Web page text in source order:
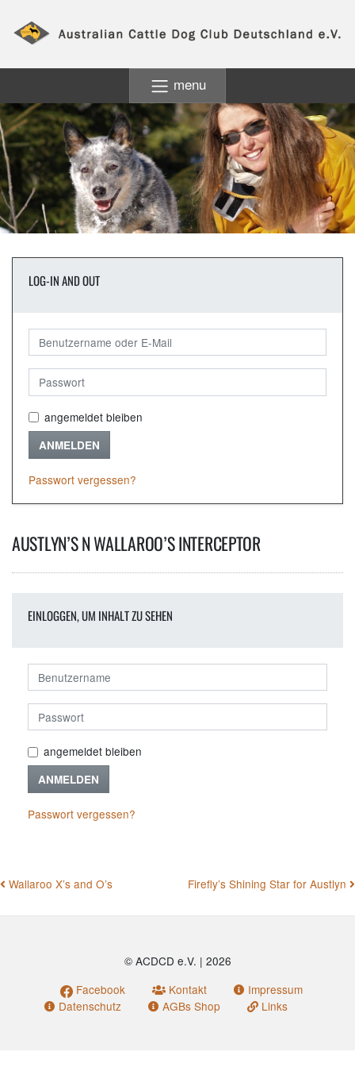
menu
LOG-IN AND OUT
angemeldet bleiben
ANMELDEN
Passwort vergessen?
AUSTLYN’S N WALLAROO’S INTERCEPTOR
EINLOGGEN, UM INHALT ZU SEHEN
angemeldet bleiben
ANMELDEN
Passwort vergessen?
BEITRAGSNAVIGATION
Wallaroo X’s and O’s Firefly’s Shining Star for Austlyn
© ACDCD e.V. | 2026
Facebook
Kontakt
Impressum
Datenschutz
AGBs Shop Links